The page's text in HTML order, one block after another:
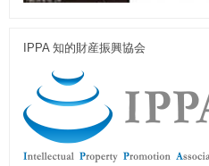
IPPA 知的財産振興協会